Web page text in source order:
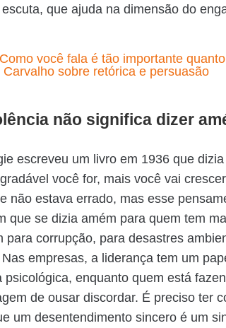
que ajuda na dimensão do
você fala é tão importante
sobre retórica e persuasão
não significa dizer
escreveu um livro em 1936 que
você for, mais você vai
não estava errado, mas esse
que se dizia amém para quem tem
para corrupção, para desastres
empresas, a liderança tem um
psicológica, enquanto quem está
de ousar discordar. É preciso ter
um desentendimento sincero é um